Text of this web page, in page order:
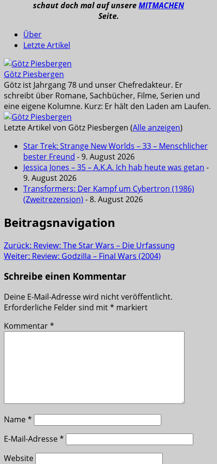
schaut doch mal auf unsereMITMACHEN
Seite.
Über
Letzte Artikel
Götz Piesbergen
Götz ist Jahrgang 78 und unser Chefredakteur. Er
schreibt über Romane, Sachbücher, Filme, Serien und
eine eigene Kolumne. Kurz: Er hält den Laden am Laufen.
Letzte Artikel von Götz Piesbergen (Alle anzeigen)
Star Trek: Strange New Worlds – 33 – Menschlicher
bester Freund - 9. August 2026
Jessica Jones – 35 – A.K.A. Ich hab heute was getan -
9. August 2026
Transformers: Der Kampf um Cybertron (1986)
(Zweitrezension) - 8. August 2026
Beitragsnavigation
Zurück: Review: The Star Wars – Die Urfassung
Weiter: Review: Godzilla – Final Wars (2004)
Schreibe einen Kommentar
Deine E-Mail-Adresse wird nicht veröffentlicht.
Erforderliche Felder sind mit* markiert
Kommentar*
Name*
E-Mail-Adresse*
Website